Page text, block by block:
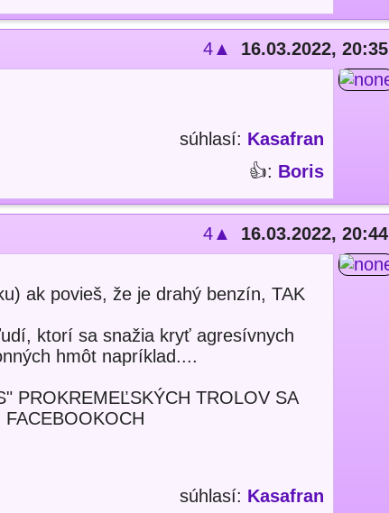
4▲
16.03.2022, 20:35
súhlasí: Kasafran
👍: Boris
4▲
16.03.2022, 20:44
ak povieš, že je drahý benzín, TAK
ktorí sa snažia kryť agresívnych
hmôt napríklad....
PROKREMEĽSKÝCH TROLOV SA
súhlasí: Kasafran